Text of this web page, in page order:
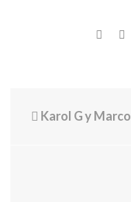
Karol G y Marco Antonio Solís